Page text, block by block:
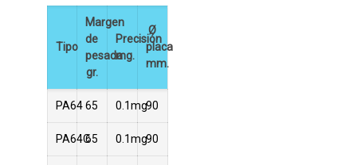
Tipo
Margen
de
pesada
gr.
Precisión
mg.
Ø
placa
mm.
PA64 65 0.1mg90
PA64C65 0.1mg90